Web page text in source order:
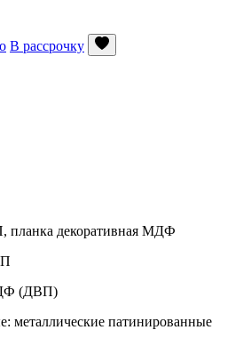
В рассрочку
мм
мм
планка декоративная МДФ
(ДВП)
металлические патинированные